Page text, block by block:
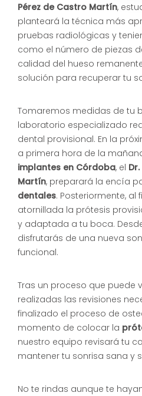
Pérez de Castro Martín,
planteará la técnica más
pruebas radiológicas y
como el número de piezas
calidad del hueso
solución para recuperar tu
Tomaremos medidas de tu
laboratorio especializado
dental provisional. En la
a primera hora de la
implantes en Córdoba, el
Martín, preparará la encía
dentales. Posteriormente, al
atornillada la prótesis
y adaptada a tu boca.
disfrutarás de una nueva
funcional.
Tras un proceso que puede
realizadas las revisiones
finalizado el proceso de
momento de colocar la
nuestro equipo revisará tu
mantener tu sonrisa sana y
No te rindas aunque te